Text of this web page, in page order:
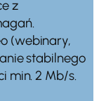
z
(webinary,
stabilnego
min. 2 Mb/s.